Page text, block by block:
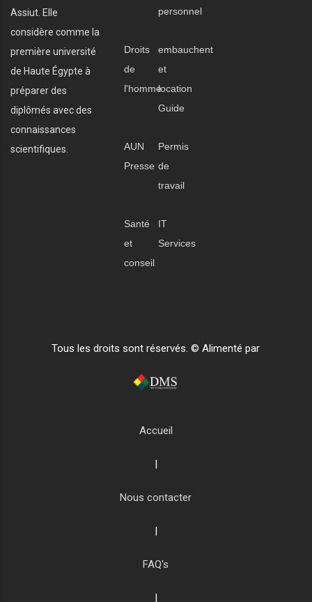
Assiut. Elle
considère comme la
première université
de Haute Égypte à
préparer des
diplômés avec des
connaissances
scientifiques.
personnel
Droits
de
l'homme
embauchent
et
location
Guide
AUN
Presse
Permis
de
travail
Santé
et
conseil
IT
Services
Tous les droits sont réservés. © Alimenté par
Accueil
Nous contacter
FAQ's